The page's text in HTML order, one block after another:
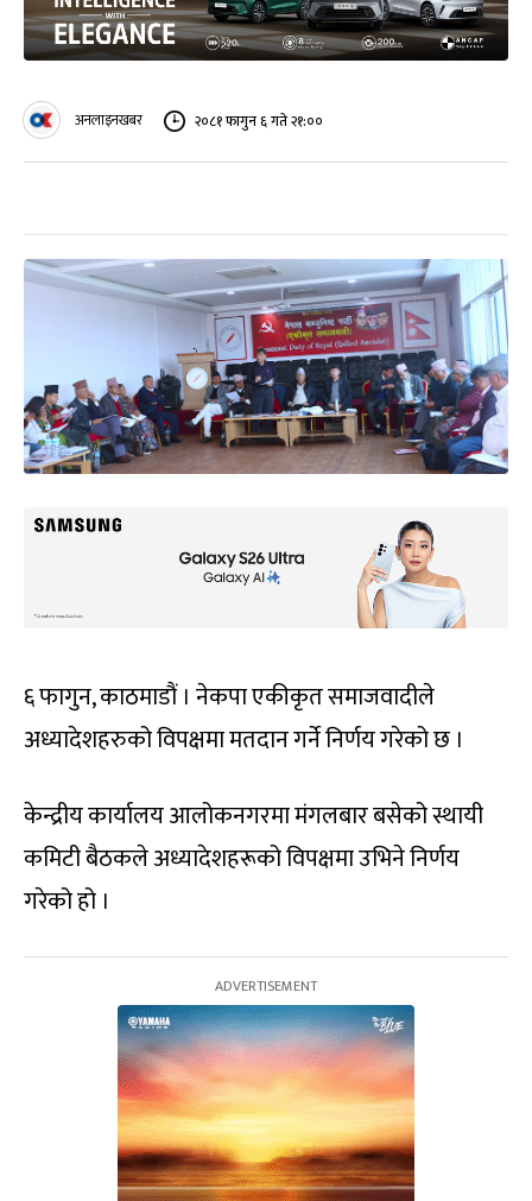
अनलाइनखबर २०८१ फागुन ६ गते २१:००
६ फागुन, काठमाडौं । नेकपा एकीकृत समाजवादीले
अध्यादेशहरुको विपक्षमा मतदान गर्ने निर्णय गरेको छ ।
केन्द्रीय कार्यालय आलोकनगरमा मंगलबार बसेको स्थायी
कमिटी बैठकले अध्यादेशहरूको विपक्षमा उभिने निर्णय
गरेको हो ।